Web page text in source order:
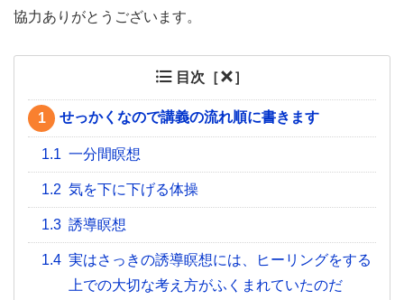
協力ありがとうございます。
目次［ ］
1 せっかくなので講義の流れ順に書きます
1.1 一分間瞑想
1.2 気を下に下げる体操
1.3 誘導瞑想
1.4 実はさっきの誘導瞑想には、ヒーリングをする
上での大切な考え方がふくまれていたのだ